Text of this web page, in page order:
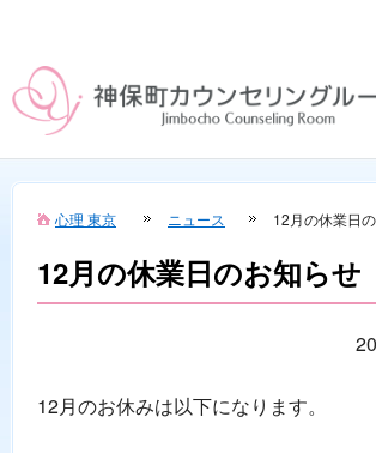
心理 東京 ニュース 12月の休業日
12月の休業日のお知らせ
12月のお休みは以下になります。